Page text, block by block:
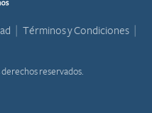
Términos y Condiciones
reservados.